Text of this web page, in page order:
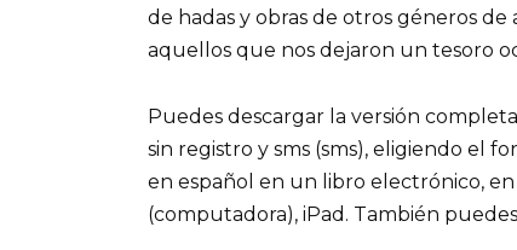
de hadas y obras de otros géneros
aquellos que nos dejaron un tesoro
Puedes descargar la versión
sin registro y sms (sms), eligiendo el
en español en un libro electrónico,
(computadora), iPad. También